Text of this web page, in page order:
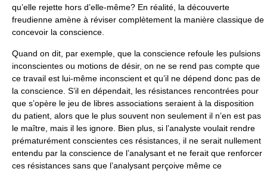
qu’elle rejette hors d’elle-même? En réalité, la découverte
freudienne amène à réviser complètement la manière classique de
concevoir la conscience.
Quand on dit, par exemple, que la conscience refoule les pulsions
inconscientes ou motions de désir, on ne se rend pas compte que
ce travail est lui-même inconscient et qu’il ne dépend donc pas de
la conscience. S’il en dépendait, les résistances rencontrées pour
que s’opère le jeu de libres associations seraient à la disposition
du patient, alors que le plus souvent non seulement il n’en est pas
le maître, mais il les ignore. Bien plus, si l’analyste voulait rendre
prématurément conscientes ces résistances, il ne serait nullement
entendu par la conscience de l’analysant et ne ferait que renforcer
ces résistances sans que l’analysant perçoive même ce